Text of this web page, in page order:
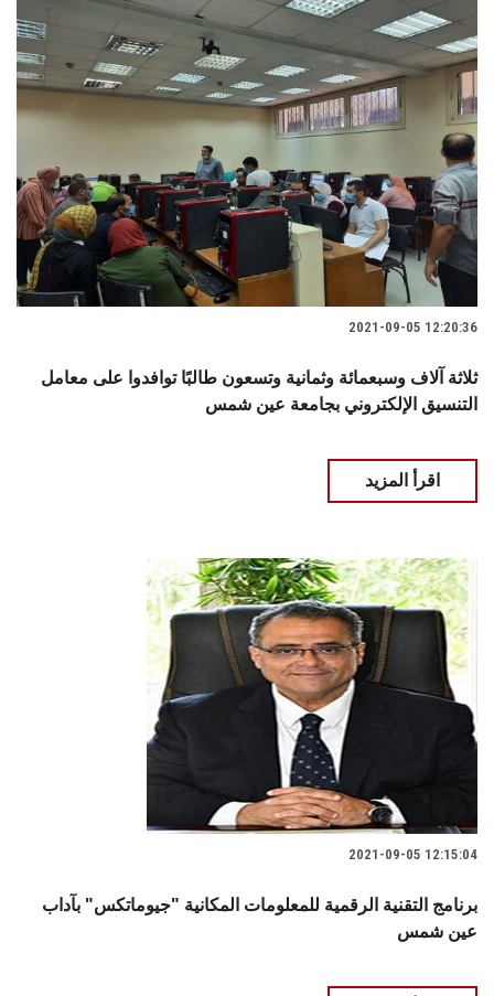
2021-09-05 12:20:36
ثلاثة آلاف وسبعمائة وثمانية وتسعون طالبًا توافدوا على معامل
التنسيق الإلكتروني بجامعة عين شمس
اقرأ المزيد
2021-09-05 12:15:04
برنامج التقنية الرقمية للمعلومات المكانية "جيوماتكس" بآداب
عين شمس